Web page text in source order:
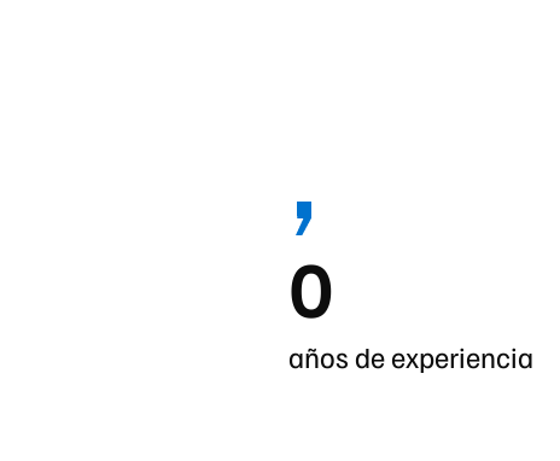
0
años de experiencia